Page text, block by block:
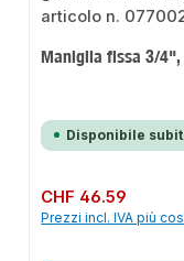
Maniglia fissa 3/4",
Disponibile
Prezzo normale:
CHF 46.59
Prezzi incl. IVA più